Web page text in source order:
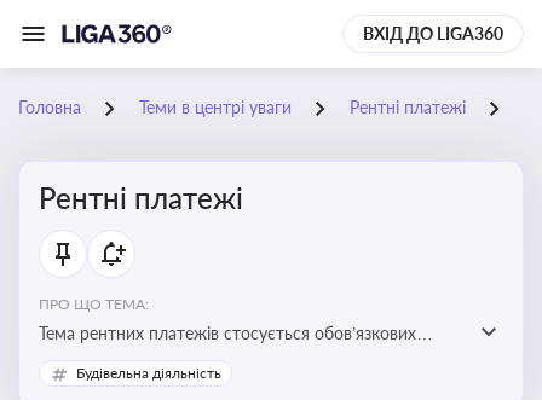
ВХІД ДО LIGA360
Головна Теми в центрі уваги Рентні платежі
Рентні платежі
ПРО ЩО ТЕМА:
Тема рентних платежів стосується обов’язкових
податкових зборів, які сплачуються за користування
природними ресурсами — надрами, водою, лісами
Будівельна діяльність